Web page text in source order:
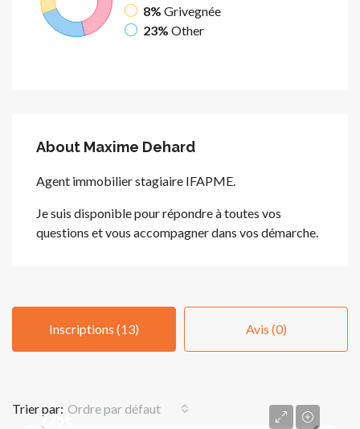
8% Grivegnée
23% Other
About Maxime Dehard
Agent immobilier stagiaire IFAPME.
Je suis disponible pour répondre à toutes vos
questions et vous accompagner dans vos démarche.
Inscriptions (13) Avis (0)
Trier par: Ordre par défaut
725€